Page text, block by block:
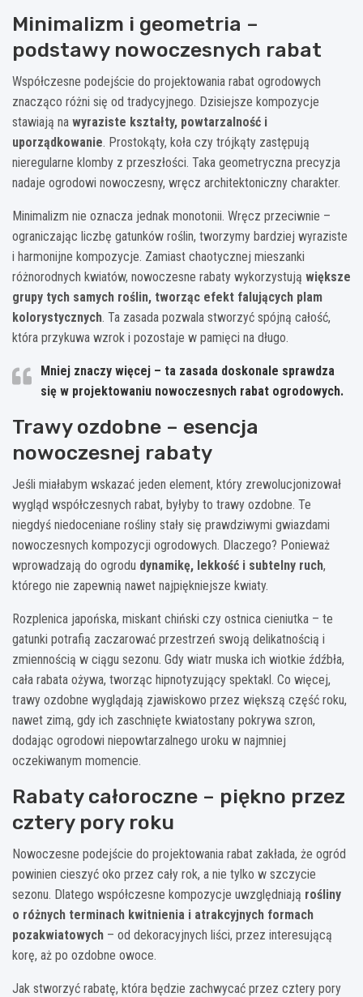
Minimalizm i geometria –
podstawy nowoczesnych rabat
Współczesne podejście do projektowania rabat ogrodowych
znacząco różni się od tradycyjnego. Dzisiejsze kompozycje
stawiają na wyraziste kształty, powtarzalność i
uporządkowanie. Prostokąty, koła czy trójkąty zastępują
nieregularne klomby z przeszłości. Taka geometryczna precyzja
nadaje ogrodowi nowoczesny, wręcz architektoniczny charakter.
Minimalizm nie oznacza jednak monotonii. Wręcz przeciwnie –
ograniczając liczbę gatunków roślin, tworzymy bardziej wyraziste
i harmonijne kompozycje. Zamiast chaotycznej mieszanki
różnorodnych kwiatów, nowoczesne rabaty wykorzystują większe
grupy tych samych roślin, tworząc efekt falujących plam
kolorystycznych. Ta zasada pozwala stworzyć spójną całość,
która przykuwa wzrok i pozostaje w pamięci na długo.
Mniej znaczy więcej – ta zasada doskonale sprawdza
się w projektowaniu nowoczesnych rabat ogrodowych.
Trawy ozdobne – esencja
nowoczesnej rabaty
Jeśli miałabym wskazać jeden element, który zrewolucjonizował
wygląd współczesnych rabat, byłyby to trawy ozdobne. Te
niegdyś niedoceniane rośliny stały się prawdziwymi gwiazdami
nowoczesnych kompozycji ogrodowych. Dlaczego? Ponieważ
wprowadzają do ogrodu dynamikę, lekkość i subtelny ruch,
którego nie zapewnią nawet najpiękniejsze kwiaty.
Rozplenica japońska, miskant chiński czy ostnica cieniutka – te
gatunki potrafią zaczarować przestrzeń swoją delikatnością i
zmiennością w ciągu sezonu. Gdy wiatr muska ich wiotkie źdźbła,
cała rabata ożywa, tworząc hipnotyzujący spektakl. Co więcej,
trawy ozdobne wyglądają zjawiskowo przez większą część roku,
nawet zimą, gdy ich zaschnięte kwiatostany pokrywa szron,
dodając ogrodowi niepowtarzalnego uroku w najmniej
oczekiwanym momencie.
Rabaty całoroczne – piękno przez
cztery pory roku
Nowoczesne podejście do projektowania rabat zakłada, że ogród
powinien cieszyć oko przez cały rok, a nie tylko w szczycie
sezonu. Dlatego współczesne kompozycje uwzględniają rośliny
o różnych terminach kwitnienia i atrakcyjnych formach
pozakwiatowych – od dekoracyjnych liści, przez interesującą
korę, aż po ozdobne owoce.
Jak stworzyć rabatę, która będzie zachwycać przez cztery pory